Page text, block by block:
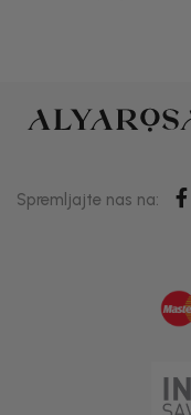
Spremljajte nas na: